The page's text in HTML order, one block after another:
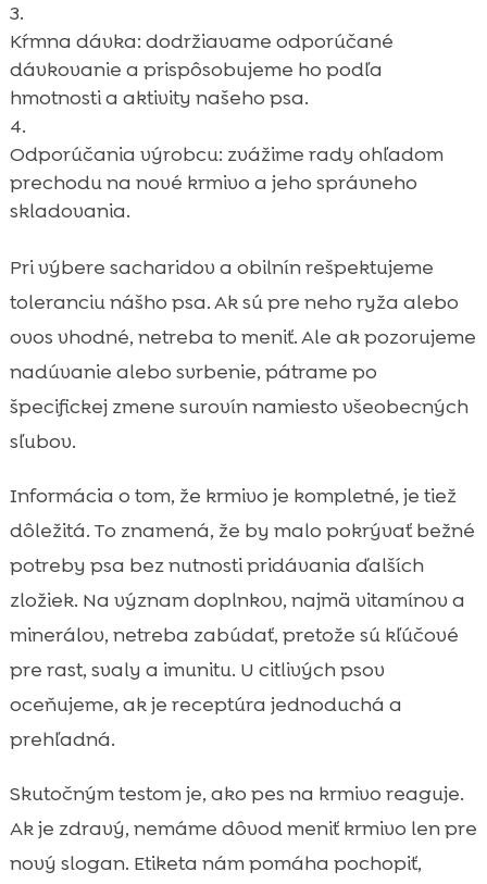
Kŕmna dávka: dodržiavame odporúčané
dávkovanie a prispôsobujeme ho podľa
hmotnosti a aktivity našeho psa.
Odporúčania výrobcu: zvážime rady ohľadom
prechodu na nové krmivo a jeho správneho
skladovania.
Pri výbere sacharidov a obilnín rešpektujeme
toleranciu nášho psa. Ak sú pre neho ryža alebo
ovos vhodné, netreba to meniť. Ale ak pozorujeme
nadúvanie alebo svrbenie, pátrame po
špecifickej zmene surovín namiesto všeobecných
sľubov.
Informácia o tom, že krmivo je kompletné, je tiež
dôležitá. To znamená, že by malo pokrývať bežné
potreby psa bez nutnosti pridávania ďalších
zložiek. Na význam doplnkov, najmä vitamínov a
minerálov, netreba zabúdať, pretože sú kľúčové
pre rast, svaly a imunitu. U citlivých psov
oceňujeme, ak je receptúra jednoduchá a
prehľadná.
Skutočným testom je, ako pes na krmivo reaguje.
Ak je zdravý, nemáme dôvod meniť krmivo len pre
nový slogan. Etiketa nám pomáha pochopiť,